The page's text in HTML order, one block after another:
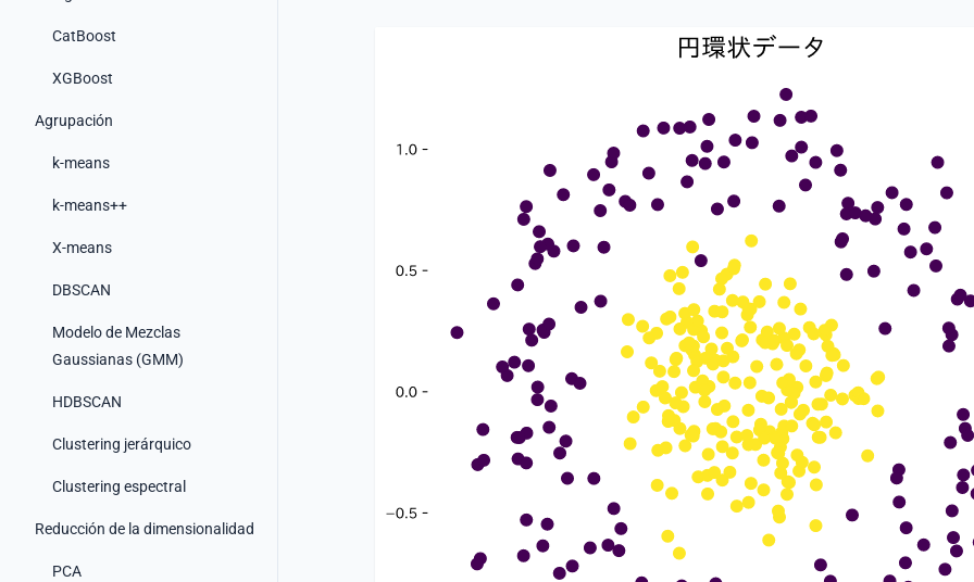
CatBoost
XGBoost
Agrupación
k-means
k-means++
X-means
DBSCAN
Modelo de Mezclas
Gaussianas (GMM)
HDBSCAN
Clustering jerárquico
Clustering espectral
Reducción de la dimensionalidad
PCA